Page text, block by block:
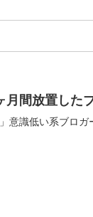
月間放置した
意識低い系ブロ